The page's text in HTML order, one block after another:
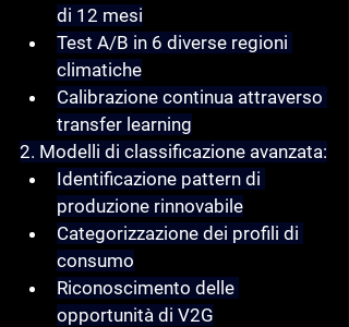
di 12 mesi
Test A/B in 6 diverse regioni
climatiche
Calibrazione continua attraverso
transfer learning
2. Modelli di classificazione avanzata:
Identificazione pattern di
produzione rinnovabile
Categorizzazione dei profili di
consumo
Riconoscimento delle
opportunità di V2G